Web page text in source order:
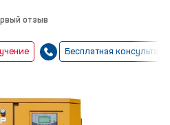
отзыв
Бесплатная